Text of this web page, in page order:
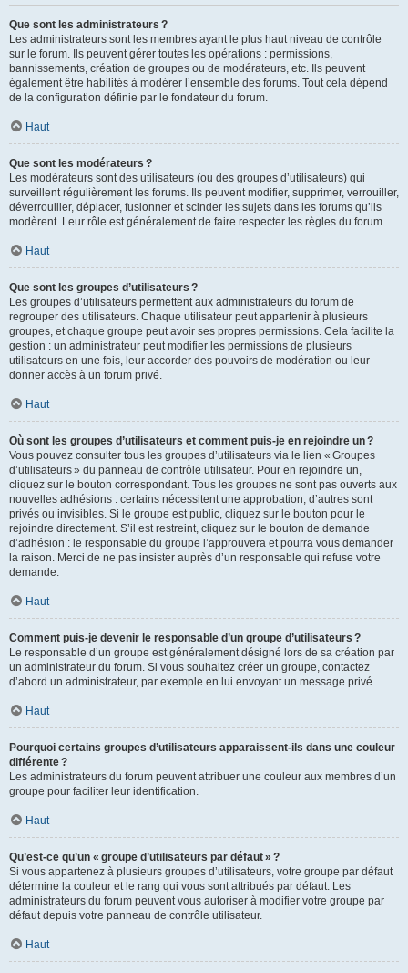
Que sont les administrateurs ?
Les administrateurs sont les membres ayant le plus haut niveau de contrôle
sur le forum. Ils peuvent gérer toutes les opérations : permissions,
bannissements, création de groupes ou de modérateurs, etc. Ils peuvent
également être habilités à modérer l’ensemble des forums. Tout cela dépend
de la configuration définie par le fondateur du forum.
Haut
Que sont les modérateurs ?
Les modérateurs sont des utilisateurs (ou des groupes d’utilisateurs) qui
surveillent régulièrement les forums. Ils peuvent modifier, supprimer, verrouiller,
déverrouiller, déplacer, fusionner et scinder les sujets dans les forums qu’ils
modèrent. Leur rôle est généralement de faire respecter les règles du forum.
Haut
Que sont les groupes d’utilisateurs ?
Les groupes d’utilisateurs permettent aux administrateurs du forum de
regrouper des utilisateurs. Chaque utilisateur peut appartenir à plusieurs
groupes, et chaque groupe peut avoir ses propres permissions. Cela facilite la
gestion : un administrateur peut modifier les permissions de plusieurs
utilisateurs en une fois, leur accorder des pouvoirs de modération ou leur
donner accès à un forum privé.
Haut
Où sont les groupes d’utilisateurs et comment puis-je en rejoindre un ?
Vous pouvez consulter tous les groupes d’utilisateurs via le lien « Groupes
d’utilisateurs » du panneau de contrôle utilisateur. Pour en rejoindre un,
cliquez sur le bouton correspondant. Tous les groupes ne sont pas ouverts aux
nouvelles adhésions : certains nécessitent une approbation, d’autres sont
privés ou invisibles. Si le groupe est public, cliquez sur le bouton pour le
rejoindre directement. S’il est restreint, cliquez sur le bouton de demande
d’adhésion : le responsable du groupe l’approuvera et pourra vous demander
la raison. Merci de ne pas insister auprès d’un responsable qui refuse votre
demande.
Haut
Comment puis-je devenir le responsable d’un groupe d’utilisateurs ?
Le responsable d’un groupe est généralement désigné lors de sa création par
un administrateur du forum. Si vous souhaitez créer un groupe, contactez
d’abord un administrateur, par exemple en lui envoyant un message privé.
Haut
Pourquoi certains groupes d’utilisateurs apparaissent-ils dans une couleur
différente ?
Les administrateurs du forum peuvent attribuer une couleur aux membres d’un
groupe pour faciliter leur identification.
Haut
Qu’est-ce qu’un « groupe d’utilisateurs par défaut » ?
Si vous appartenez à plusieurs groupes d’utilisateurs, votre groupe par défaut
détermine la couleur et le rang qui vous sont attribués par défaut. Les
administrateurs du forum peuvent vous autoriser à modifier votre groupe par
défaut depuis votre panneau de contrôle utilisateur.
Haut